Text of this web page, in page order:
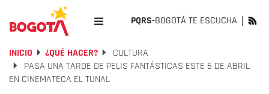
PQRS-BOGOTÁ TE ESCUCHA
INICIO ¿QUÉ HACER?
CULTURA
PASA UNA TARDE DE PELIS FANTÁSTICAS ESTE 6 DE ABRIL
EN CINEMATECA EL TUNAL